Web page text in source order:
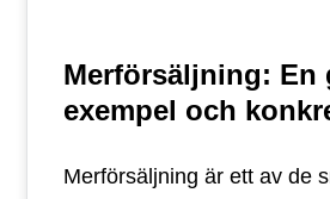
Merförsäljning: En
exempel och
Merförsäljning är ett av de